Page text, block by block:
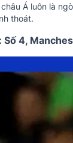
Á luôn là
thoát.
4,